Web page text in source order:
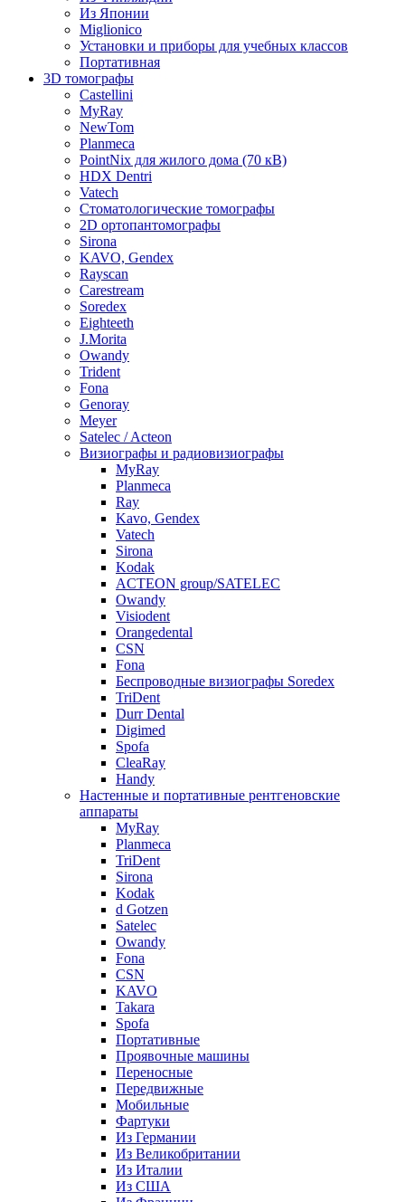
Из Японии
Miglionico
Установки и приборы для учебных классов
Портативная
3D томографы
Castellini
MyRay
NewTom
Planmeca
PointNix для жилого дома (70 кВ)
HDX Dentri
Vatech
Стоматологические томографы
2D ортопантомографы
Sirona
KAVO, Gendex
Rayscan
Carestream
Soredex
Eighteeth
J.Morita
Owandy
Trident
Fona
Genoray
Meyer
Satelec / Acteon
Визиографы и радиовизиографы
MyRay
Planmeca
Ray
Kavo, Gendex
Vatech
Sirona
Kodak
ACTEON group/SATELEC
Owandy
Visiodent
Orangedental
CSN
Fona
Беспроводные визиографы Soredex
TriDent
Durr Dental
Digimed
Spofa
CleaRay
Handy
Настенные и портативные рентгеновские
аппараты
MyRay
Planmeca
TriDent
Sirona
Kodak
d Gotzen
Satelec
Owandy
Fona
CSN
KAVO
Takara
Spofa
Портативные
Проявочные машины
Переносные
Передвижные
Мобильные
Фартуки
Из Германии
Из Великобритании
Из Италии
Из США